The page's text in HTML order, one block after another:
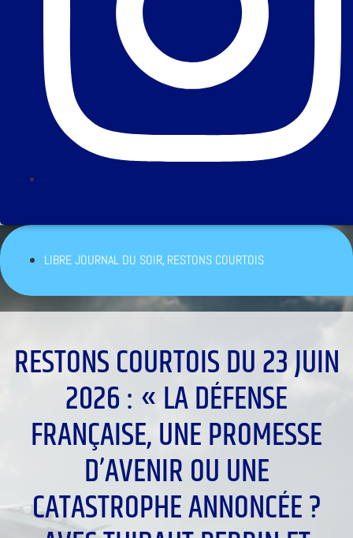
LIBRE JOURNAL DU SOIR,RESTONS COURTOIS
RESTONS COURTOIS DU 23 JUIN
2026 : « LA DÉFENSE
FRANÇAISE, UNE PROMESSE
D’AVENIR OU UNE
CATASTROPHE ANNONCÉE ?